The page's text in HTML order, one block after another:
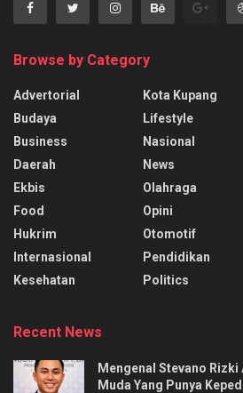
Browse by Category
Advertorial
Budaya
Business
Daerah
Ekbis
Food
Hukrim
Internasional
Kesehatan
Kota Kupang
Lifestyle
Nasional
News
Olahraga
Opini
Otomotif
Pendidikan
Politics
Recent News
Mengenal Stevano
Muda Yang Punya